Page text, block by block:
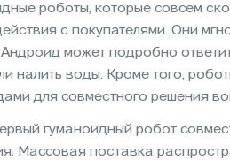
роботы, которые совсем
с покупателями. Они
может подробно
налить воды. Кроме того,
для совместного решения
гуманоидный робот
Массовая поставка